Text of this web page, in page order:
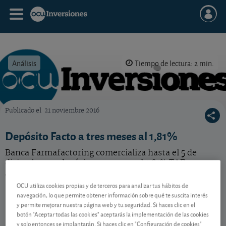
Análisis Tiempo de lectura: 2 min.
Publicado el 21 noviembre 2016
Depósito Facto a tres meses al 1,81%
Banca Farmafactoring comercializa hasta el 5 de
diciembre un depósito a 3 meses al 1,81% TAE.
¿Interesa?
Contenido reservado a SOCIOS
OCU utiliza cookies propias y de terceros para analizar tus hábitos de
navegación, lo que permite obtener información sobre qué te suscita interés
y permite mejorar nuestra página web y tu seguridad. Si haces clic en el
botón "Aceptar todas las cookies" aceptarás la implementación de las cookies
y solo entonces se implantarán. Si haces clic en "Configuración de cookies"